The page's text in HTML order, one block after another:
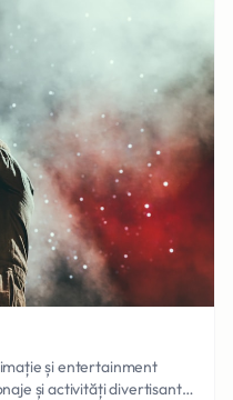
și entertainment
și activități divertisante,